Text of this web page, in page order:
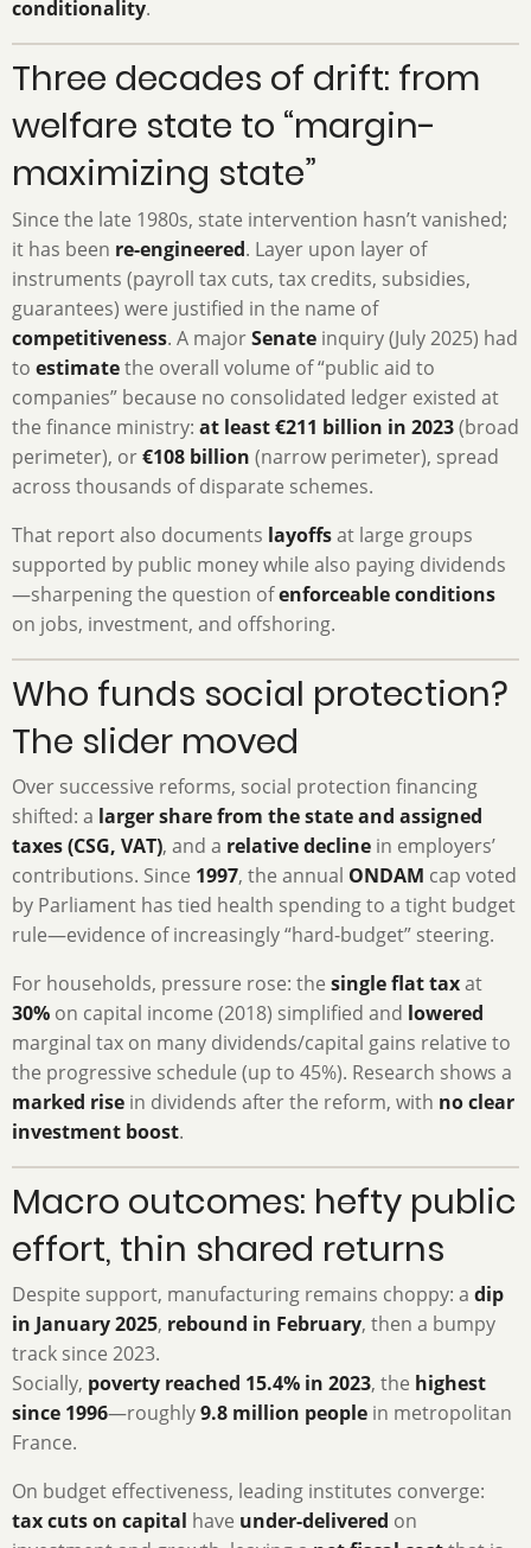
conditionality.
Three decades of drift: from
welfare state to “margin-
maximizing state”
Since the late 1980s, state intervention hasn’t vanished;
it has been re-engineered. Layer upon layer of
instruments (payroll tax cuts, tax credits, subsidies,
guarantees) were justified in the name of
competitiveness. A majorSenate inquiry (July 2025) had
to estimatethe overall volume of “public aid to
companies” because no consolidated ledger existed at
the finance ministry: at least €211 billion in 2023(broad
perimeter), or€108 billion (narrow perimeter), spread
across thousands of disparate schemes.
That report also documents layoffsat large groups
supported by public money while also paying dividends
—sharpening the question ofenforceable conditions
on jobs, investment, and offshoring.
Who funds social protection?
The slider moved
Over successive reforms, social protection financing
shifted: a larger share from the state and assigned
taxes (CSG, VAT), and a relative decline in employers’
contributions. Since 1997, the annual ONDAM cap voted
by Parliament has tied health spending to a tight budget
rule—evidence of increasingly “hard-budget” steering.
For households, pressure rose: the single flat taxat
30% on capital income (2018) simplified and lowered
marginal tax on many dividends/capital gains relative to
the progressive schedule (up to 45%). Research shows a
marked rise in dividends after the reform, with no clear
investment boost.
Macro outcomes: hefty public
effort, thin shared returns
Despite support, manufacturing remains choppy: a dip
in January 2025, rebound in February, then a bumpy
track since 2023.
Socially, poverty reached 15.4% in 2023, the highest
since 1996—roughly9.8 million people in metropolitan
France.
On budget effectiveness, leading institutes converge:
tax cuts on capital have under-delivered on